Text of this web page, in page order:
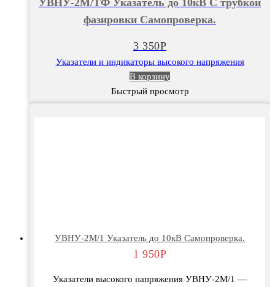
Указатель
до
трубкой
фазировки
Самопроверка.
фазировки Самопроверка.
3 350Р
Указатели и индикаторы высокого напряжения
В корзину
Быстрый просмотр
УВНУ-2М/1 Указатель до 10кВ Самопроверка.
1 950Р
Указатели высокого напряжения УВНУ-2М/1 —